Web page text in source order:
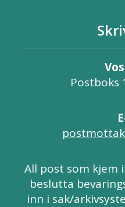
Postboks
All post som kjem
beslutta
inn i sak/